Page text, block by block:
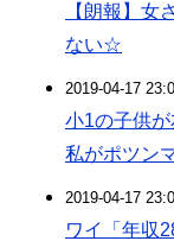
【朗報】女
ない☆
2019-04-17
小1の子供
私がポツン
2019-04-17
ワイ「年収